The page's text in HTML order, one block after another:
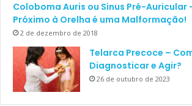
Coloboma Auris ou Sinus Pré-Auricular
Próximo à Orelha é uma Malformação!
2 de dezembro de 2018
Telarca Precoce –
Diagnosticar e Agir?
26 de outubro de 2023